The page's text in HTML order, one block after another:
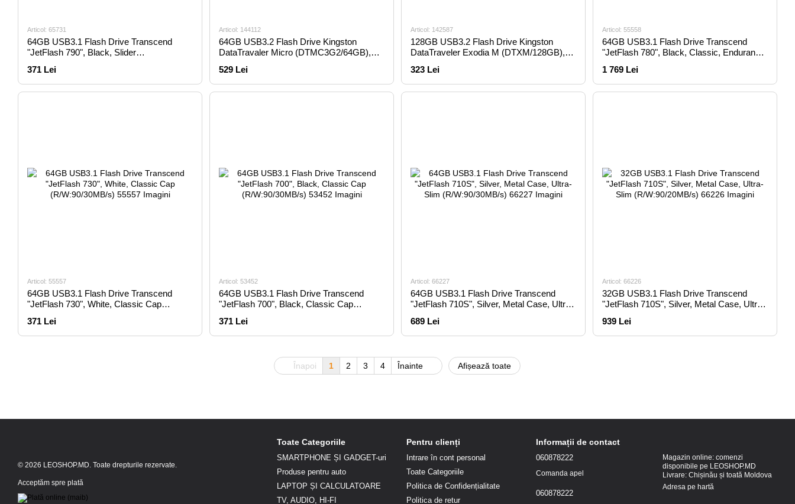
Articol: 65731
64GB USB3.1 Flash Drive Transcend
"JetFlash 790", Black, Slider
371 Lei
Articol: 144112
64GB USB3.2 Flash Drive Kingston
DataTravaler Micro (DTMC3G2/64GB),
529 Lei
Articol: 142587
128GB USB3.2 Flash Drive Kingston
DataTraveler Exodia M (DTXM/128GB),
323 Lei
Articol: 55558
64GB USB3.1 Flash Drive Transcend
"JetFlash 780", Black, Classic, Endurance
1 769 Lei
Articol: 55557
64GB USB3.1 Flash Drive Transcend
"JetFlash 730", White, Classic Cap
371 Lei
Articol: 53452
64GB USB3.1 Flash Drive Transcend
"JetFlash 700", Black, Classic Cap
371 Lei
Articol: 66227
64GB USB3.1 Flash Drive Transcend
"JetFlash 710S", Silver, Metal Case, Ultra-
689 Lei
Articol: 66226
32GB USB3.1 Flash Drive Transcend
"JetFlash 710S", Silver, Metal Case, Ultra-
939 Lei
Înapoi 1 2 3 4 Înainte Afișează toate
© 2026 LEOSHOP.MD. Toate drepturile rezervate.
Acceptăm spre plată
Toate Categoriile
SMARTPHONE ȘI GADGET-uri
Produse pentru auto
LAPTOP ȘI CALCULATOARE
TV, AUDIO, HI-FI
Pentru clienți
Intrare în cont personal
Toate Categoriile
Politica de Confidențialitate
Politica de retur
Informații de contact
060878222
Comanda apel
060878222
Magazin online: comenzi
disponibile pe LEOSHOP.MD
Livrare: Chișinău și toată Moldova
Adresa pe hartă